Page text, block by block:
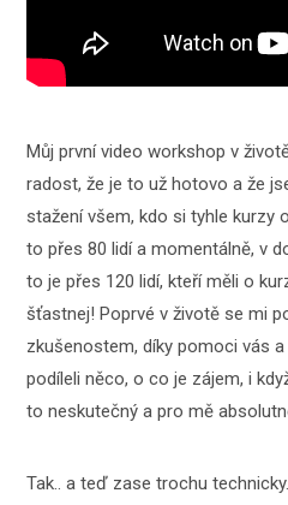
Můj první video workshop v
radost, že je to už hotovo a že
stažení všem, kdo si tyhle kurzy
to přes 80 lidí a momentálně, v
to je přes 120 lidí, kteří měli o
šťastnej! Poprvé v životě se mi
zkušenostem, díky pomoci vás
podíleli něco, o co je zájem, i
to neskutečný a pro mě
Tak.. a teď zase trochu